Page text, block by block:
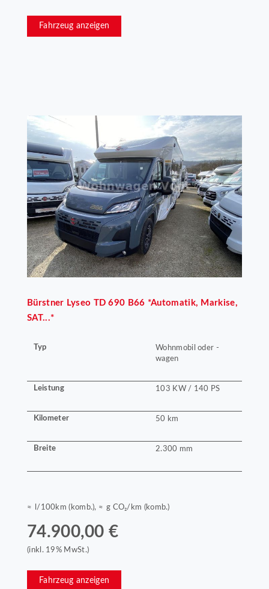
Fahrzeug anzeigen
Bürstner Lyseo TD 690 B66 *Automatik, Markise,
SAT...*
Typ
Wohnmobil oder -
wagen
Leistung 103 KW / 140 PS
Kilometer 50 km
Breite 2.300 mm
≈ l/100km (komb.), ≈ g CO₂/km (komb.)
74.900,00 €
(inkl. 19% MwSt.)
Fahrzeug anzeigen